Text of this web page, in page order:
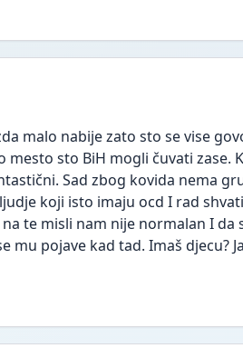
malo nabije zato sto se vise
sto BiH mogli čuvati zase.
Sad zbog kovida nema
koji isto imaju ocd I rad
te misli nam nije normalan I da
mu pojave kad tad. Imaš djecu?